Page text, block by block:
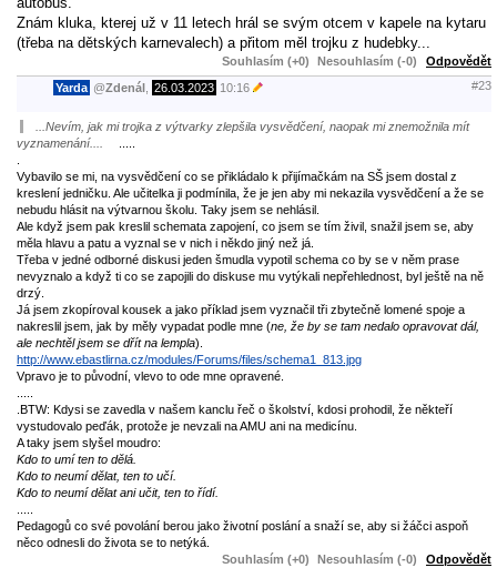
Znám kluka, kterej už v 11 letech hrál se svým otcem v kapele na kytaru
(třeba na dětských karnevalech) a přitom měl trojku z hudebky...
Souhlasím (+0) Nesouhlasím (-0) Odpovědět
Yarda @Zdenál 26.03.2023 10:16 #23
...Nevím, jak mi trojka z výtvarky zlepšila vysvědčení, naopak mi znemožnila mít
vyznamenání....
Vybavilo se mi, na vysvědčení co se přikládalo k přijímačkám na SŠ jsem dostal z
kreslení jedničku. Ale učitelka ji podmínila, že je jen aby mi nekazila vysvědčení a že se
nebudu hlásit na výtvarnou školu. Taky jsem se nehlásil.
Ale když jsem pak kreslil schemata zapojení, co jsem se tím živil, snažil jsem se, aby
měla hlavu a patu a vyznal se v nich i někdo jiný než já.
Třeba v jedné odborné diskusi jeden šmudla vypotil schema co by se v něm prase
nevyznalo a když ti co se zapojili do diskuse mu vytýkali nepřehlednost, byl ještě na ně
drzý.
Já jsem zkopíroval kousek a jako příklad jsem vyznačil tři zbytečně lomené spoje a
nakreslil jsem, jak by měly vypadat podle mne (ne, že by se tam nedalo opravovat dál,
ale nechtěl jsem se dřít na lempla).
http://www.ebastlirna.cz/modules/Forums/files/schema1_813.jpg
Vpravo je to původní, vlevo to ode mne opravené.
BTW: Kdysi se zavedla v našem kanclu řeč o školství, kdosi prohodil, že někteří
vystudovalo peďák, protože je nevzali na AMU ani na medicínu.
A taky jsem slyšel moudro:
Kdo to umí ten to dělá.
Kdo to neumí dělat, ten to učí.
Kdo to neumí dělat ani učit, ten to řídí.
Pedagogů co své povolání berou jako životní poslání a snaží se, aby si žáčci aspoň
něco odnesli do života se to netýká.
Souhlasím (+0)
Nesouhlasím (-0) Odpovědět